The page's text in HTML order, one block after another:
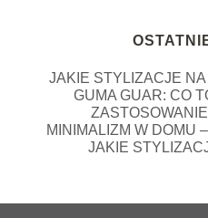
JAKIE STYLIZACJE
GUMA GUAR: CO
MINIMALIZM W DOMU
JAKIE